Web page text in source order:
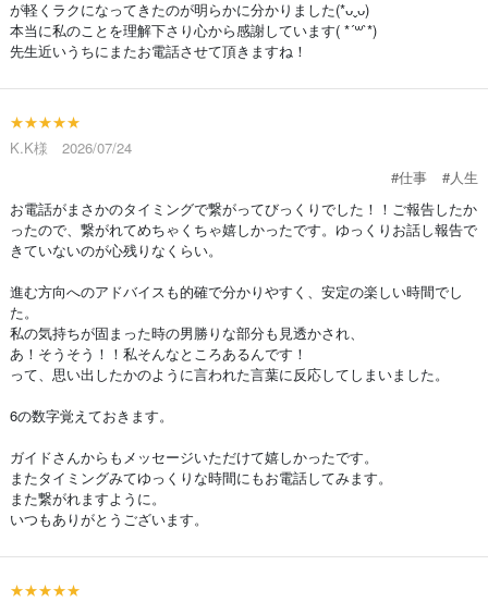
が軽くラクになってきたのが明らかに分かりました(*ᴗˬᴗ)
本当に私のことを理解下さり心から感謝しています( *´꒳`*)
先生近いうちにまたお電話させて頂きますね！
★★★★★
K.K様 2026/07/24
#仕事
#人生
お電話がまさかのタイミングで繋がってびっくりでした！！ご報告したか
ったので、繋がれてめちゃくちゃ嬉しかったです。ゆっくりお話し報告で
きていないのが心残りなくらい。
進む方向へのアドバイスも的確で分かりやすく、安定の楽しい時間でし
た。
私の気持ちが固まった時の男勝りな部分も見透かされ、
あ！そうそう！！私そんなところあるんです！
って、思い出したかのように言われた言葉に反応してしまいました。
6の数字覚えておきます。
ガイドさんからもメッセージいただけて嬉しかったです。
またタイミングみてゆっくりな時間にもお電話してみます。
また繋がれますように。
いつもありがとうございます。
★★★★★